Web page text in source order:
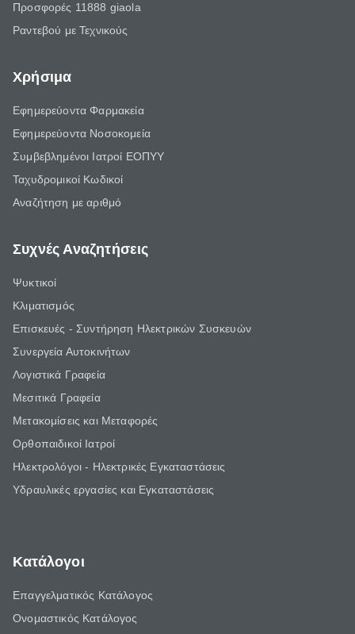
Προσφορές 11888 giaola
Ραντεβού με Τεχνικούς
Χρήσιμα
Εφημερεύοντα Φαρμακεία
Εφημερεύοντα Νοσοκομεία
Συμβεβλημένοι Ιατροί ΕΟΠΥΥ
Ταχυδρομικοί Κωδικοί
Αναζήτηση με αριθμό
Συχνές Αναζητήσεις
Ψυκτικοί
Κλιματισμός
Επισκευές - Συντήρηση Ηλεκτρικών Συσκευών
Συνεργεία Αυτοκινήτων
Λογιστικά Γραφεία
Μεσιτικά Γραφεία
Μετακομίσεις και Μεταφορές
Ορθοπαιδικοί Ιατροί
Ηλεκτρολόγοι - Ηλεκτρικές Εγκαταστάσεις
Υδραυλικές εργασίες και Εγκαταστάσεις
Κατάλογοι
Επαγγελματικός Κατάλογος
Ονομαστικός Κατάλογος